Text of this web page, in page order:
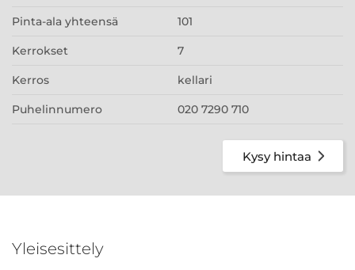
Pinta-ala yhteensä 101
Kerrokset 7
Kerros kellari
Puhelinnumero 020 7290 710
Kysy hintaa
Yleisesittely